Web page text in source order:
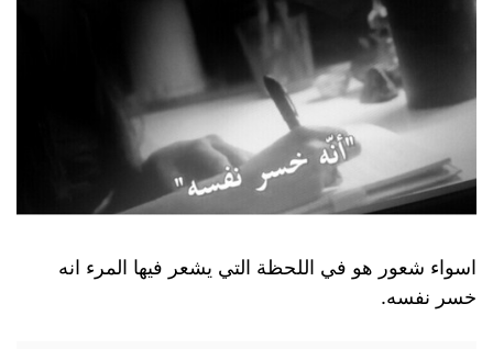
اسواء شعور هو في اللحظة التي يشعر فيها المرء انه
خسر نفسه.